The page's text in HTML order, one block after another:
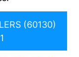
(60130)